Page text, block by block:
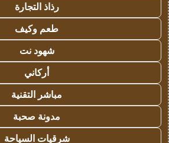
رذاذ التجارة
طعم وكيف
شهود نت
أركاني
مباشر التقنية
مدونة صحبة
شرقيات السياحة